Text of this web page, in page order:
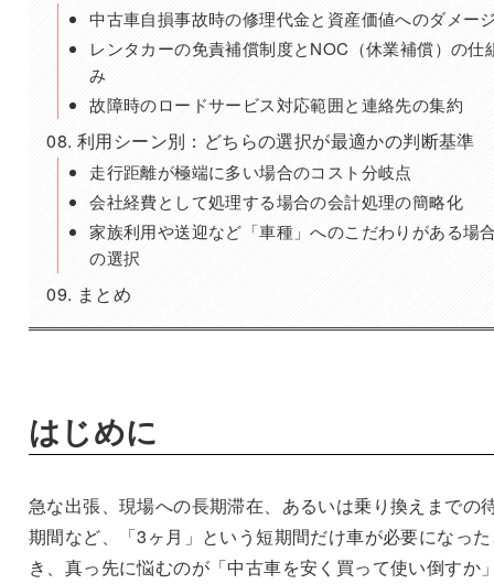
中古車自損事故時の修理代金と資産価値へのダメー
レンタカーの免責補償制度とNOC（休業補償）の仕
み
故障時のロードサービス対応範囲と連絡先の集約
利用シーン別：どちらの選択が最適かの判断基準
走行距離が極端に多い場合のコスト分岐点
会社経費として処理する場合の会計処理の簡略化
家族利用や送迎など「車種」へのこだわりがある場
の選択
まとめ
はじめに
急な出張、現場への長期滞在、あるいは乗り換えまでの
期間など、「3ヶ月」という短期間だけ車が必要になっ
き、真っ先に悩むのが「中古車を安く買って使い倒すか